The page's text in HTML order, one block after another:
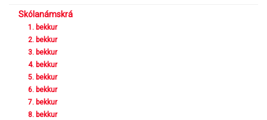
Skólanámskrá
1. bekkur
2. bekkur
3. bekkur
4. bekkur
5. bekkur
6. bekkur
7. bekkur
8. bekkur